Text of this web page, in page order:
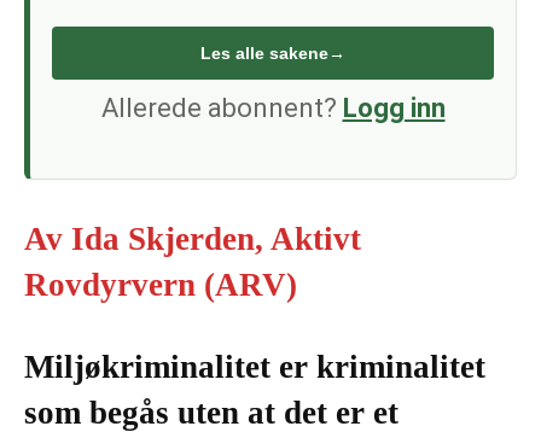
Les alle sakene→
Allerede abonnent? Logg inn
Av Ida Skjerden, Aktivt
Rovdyrvern (ARV)
Miljøkriminalitet er kriminalitet
som begås uten at det er et